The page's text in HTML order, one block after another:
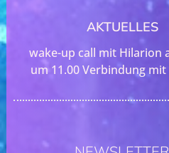
AKTUELLES
wake-up call mit Hilarion
um 11.00 Verbindung mit